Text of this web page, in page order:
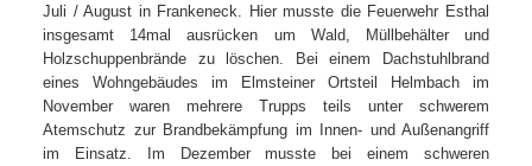
Juli / August in Frankeneck. Hier musste die Feuerwehr Esthal
insgesamt 14mal ausrücken um Wald, Müllbehälter und
Holzschuppenbrände zu löschen. Bei einem Dachstuhlbrand
eines Wohngebäudes im Elmsteiner Ortsteil Helmbach im
November waren mehrere Trupps teils unter schwerem
Atemschutz zur Brandbekämpfung im Innen- und Außenangriff
im Einsatz. Im Dezember musste bei einem schweren